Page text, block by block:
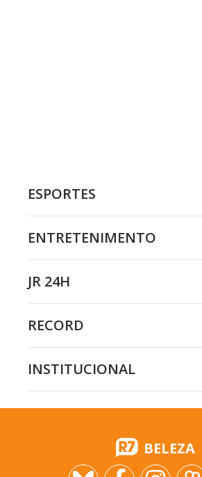
ESPORTES
ENTRETENIMENTO
JR 24H
RECORD
INSTITUCIONAL
BELEZA